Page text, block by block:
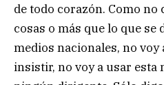
de todo corazón. Como no
cosas o más que lo que
medios nacionales, no voy
insistir, no voy a usar esta